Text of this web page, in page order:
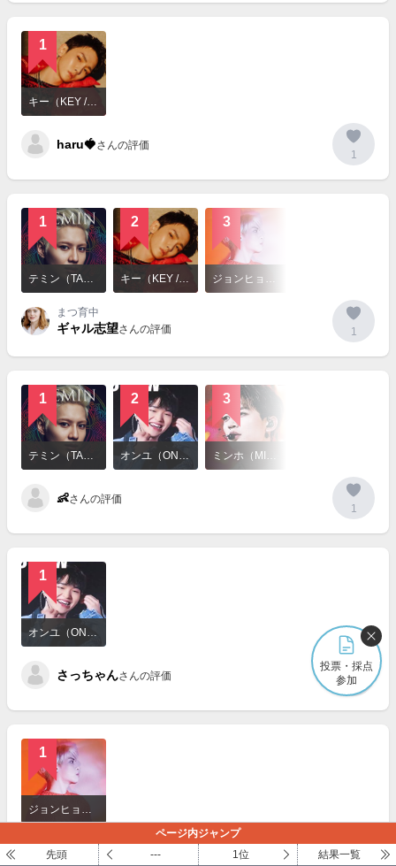
1
キー（KEY / SHINee）
haru🍓さんの評価
1
1
テミン（TAEMIN / SHINee）
2
キー（KEY / SHINee）
3
ジョンヒョン（JONGHYUN）
まつ育中
ギャル志望さんの評価 1
1
テミン（TAEMIN / SHINee）
2
オンユ（ONEW）
3
ミンホ（MINHO）
👶さんの評価
1
1
オンユ（ONEW）
さっちゃんさんの評価
0
1
ジョンヒョン（JONGHYUN）
mom さんの評価
0
投票・採点
参加
ページ内ジャンプ
先頭
--- 1位 結果一覧